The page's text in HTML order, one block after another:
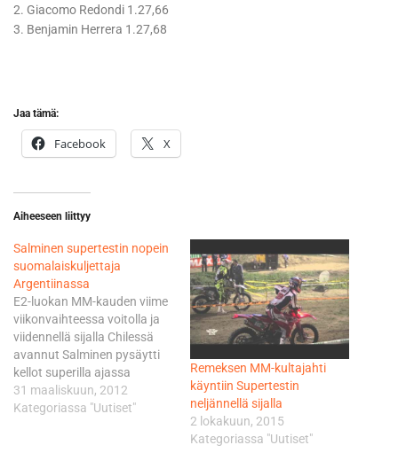
2. Giacomo Redondi 1.27,66
3. Benjamin Herrera 1.27,68
Jaa tämä:
Facebook X
Aiheeseen liittyy
Salminen supertestin nopein
suomalaiskuljettaja
Argentiinassa
E2-luokan MM-kauden viime
viikonvaihteessa voitolla ja
viidennellä sijalla Chilessä
avannut Salminen pysäytti
kellot superilla ajassa
1.16,50. Hän jäi luokan
kärkimiehestä ja samalla
31 maaliskuun, 2012
Kategoriassa "Uutiset"
Remeksen MM-kultajahti
käyntiin Supertestin
neljännellä sijalla
2 lokakuun, 2015
Kategoriassa "Uutiset"